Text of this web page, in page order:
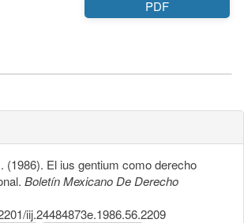
PDF
(1986). El ius gentium como derecho
Boletín Mexicano De Derecho
iij.24484873e.1986.56.2209